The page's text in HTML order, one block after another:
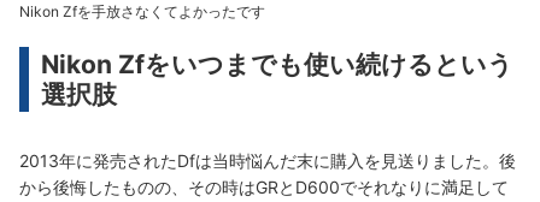
Nikon Zfを手放さなくてよかったです
Nikon Zfをいつまでも使い続けるという
選択肢
2013年に発売されたDfは当時悩んだ末に購入を見送りました。後
から後悔したものの、その時はGRとD600でそれなりに満足して